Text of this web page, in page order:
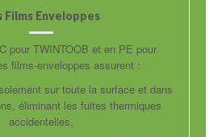
Films Enveloppes
pour TWINTOOB et en PE pour
films-enveloppes assurent :
sur toute la surface et dans
éliminant les fuites thermiques
accidentelles,